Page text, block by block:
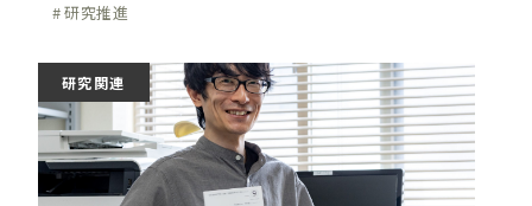
研究推進
研究関連